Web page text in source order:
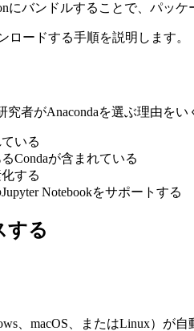
にバンドルすることで、パッ
ロードする手順を説明します。
者がAnacondaを選ぶ理由をい
いる
Condaが含まれている
する
Notebookをサポートする
する
、macOS、またはLinux）が